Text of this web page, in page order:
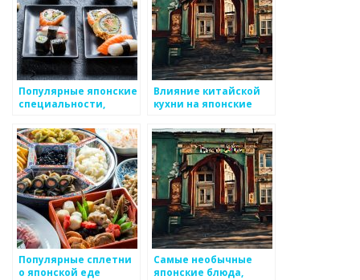
Популярные японские
специальности,
ресторанах
Влияние китайской
кухни на японские
Популярные сплетни
о японской еде
Самые необычные
японские блюда,